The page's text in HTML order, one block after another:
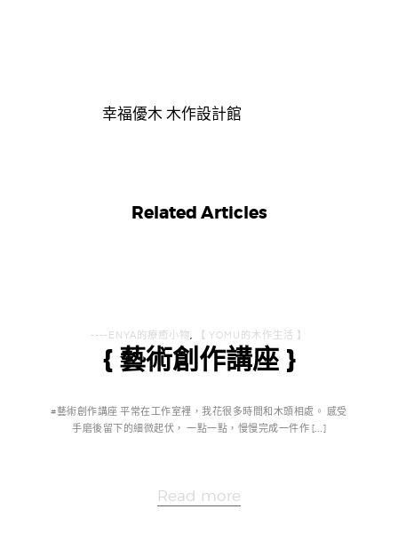
幸福優木 木作設計館
Related Articles
----ENYA的療癒小物, 【 YOMU的木作生活 】
{ 藝術創作講座 }
#藝術創作講座 平常在工作室裡，我花很多時間和木頭相處。 感受
手磨後留下的細微起伏， 一點一點，慢慢完成一件作 […]
Read more